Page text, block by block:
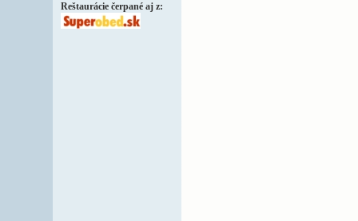
Reštaurácie čerpané aj z: